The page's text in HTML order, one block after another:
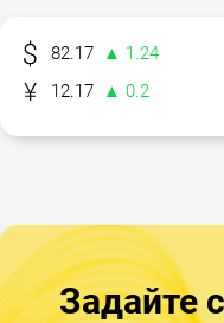
82.17 ▲ 1.24
12.17
▲ 0.2
Задайте